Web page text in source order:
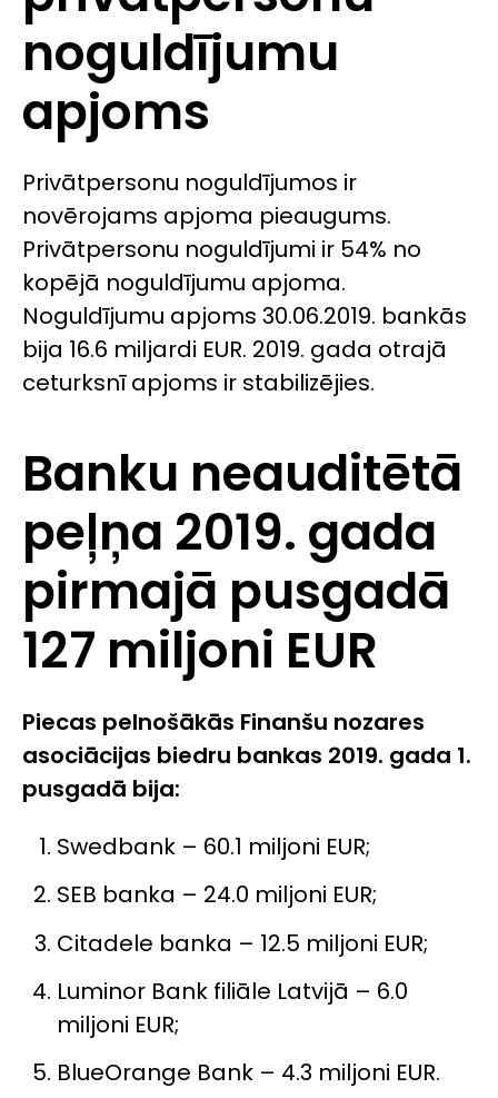
noguldījumu
apjoms
Privātpersonu noguldījumos ir
novērojams apjoma pieaugums.
Privātpersonu noguldījumi ir 54% no
kopējā noguldījumu apjoma.
Noguldījumu apjoms 30.06.2019. bankās
bija 16.6 miljardi EUR. 2019. gada otrajā
ceturksnī apjoms ir stabilizējies.
Banku neauditētā
peļņa 2019. gada
pirmajā pusgadā
127 miljoni EUR
Piecas pelnošākās Finanšu nozares
asociācijas biedru bankas 2019. gada 1.
pusgadā bija:
Swedbank – 60.1 miljoni EUR;
SEB banka – 24.0 miljoni EUR;
Citadele banka – 12.5 miljoni EUR;
Luminor Bank filiāle Latvijā – 6.0
miljoni EUR;
BlueOrange Bank – 4.3 miljoni EUR.